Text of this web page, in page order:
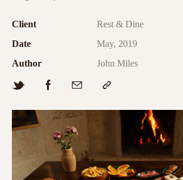
Client
Rest & Dine
Date
May, 2019
Author
John Miles